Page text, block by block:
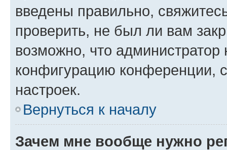
введены правильно,
проверить, не был ли вам
возможно, что администратор
конфигурацию конференции,
настроек.
Вернуться к началу
Зачем мне вообще нужно